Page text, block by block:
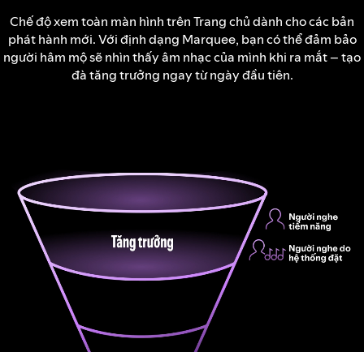
Chế độ xem toàn màn hình trên Trang chủ dành cho các bản
phát hành mới. Với định dạng Marquee, bạn có thể đảm bảo
người hâm mộ sẽ nhìn thấy âm nhạc của mình khi ra mắt – tạo
đà tăng trưởng ngay từ ngày đầu tiên.